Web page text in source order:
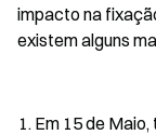
impacto na
existem alguns
Em 15 de